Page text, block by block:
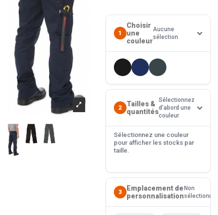
1
Choisir
une
couleur
Aucune
sélection
2
Tailles &
quantités
Sélectionnez
d'abord une
couleur
Sélectionnez une couleur
pour afficher les stocks par
taille.
3
Emplacement de
personnalisation
Non
sélectionné